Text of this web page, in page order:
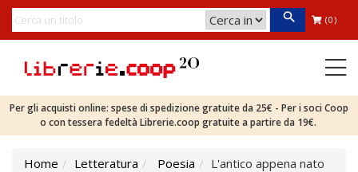
(0)
Per gli acquisti online: spese di spedizione gratuite da 25€ - Per i soci Coop
o con tessera fedeltà Librerie.coop gratuite a partire da 19€.
Home Letteratura Poesia L'antico appena nato